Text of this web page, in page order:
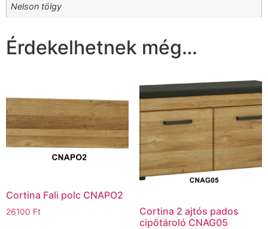
Nelson tölgy
Érdekelhetnek még…
Cortina Fali polc CNAPO2
26100 Ft
Cortina 2 ajtós pados
cipőtároló CNAG05